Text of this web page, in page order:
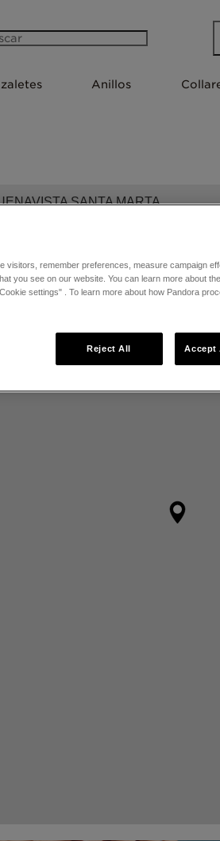
Anillos
SANTA MARTA
visitors, remember preferences, measure campaign
you see on our website. You can learn more about
settings" . To learn more about how Pandora
Reject All Accept